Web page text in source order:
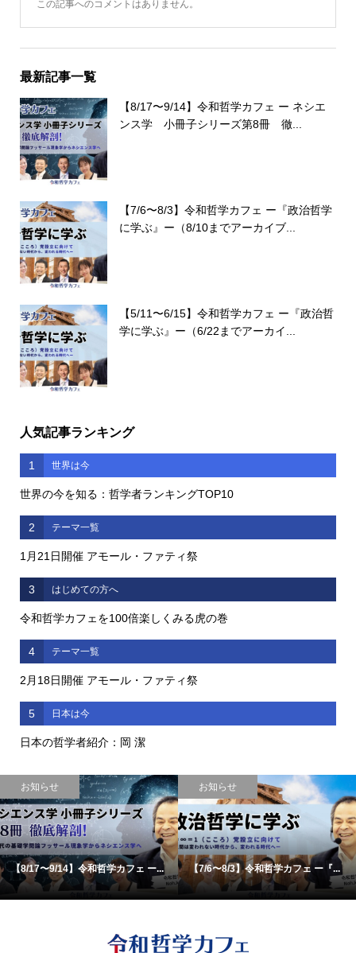
この記事へのコメントはありません。
最新記事一覧
【8/17〜9/14】令和哲学カフェ ー ネシエ
ンス学 小冊子シリーズ第8冊 徹...
【7/6〜8/3】令和哲学カフェ ー『政治哲学
に学ぶ』ー（8/10までアーカイブ...
【5/11〜6/15】令和哲学カフェ ー『政治哲
学に学ぶ』ー（6/22までアーカイ...
人気記事ランキング
1 世界は今
世界の今を知る：哲学者ランキングTOP10
2 テーマ一覧
1月21日開催 アモール・ファティ祭
3 はじめての方へ
令和哲学カフェを100倍楽しくみる虎の巻
4 テーマ一覧
2月18日開催 アモール・ファティ祭
5 日本は今
日本の哲学者紹介：岡 潔
お知らせ
【8/17〜9/14】令和哲学カフェ ー...
お知らせ
【7/6〜8/3】令和哲学カフェ ー『...